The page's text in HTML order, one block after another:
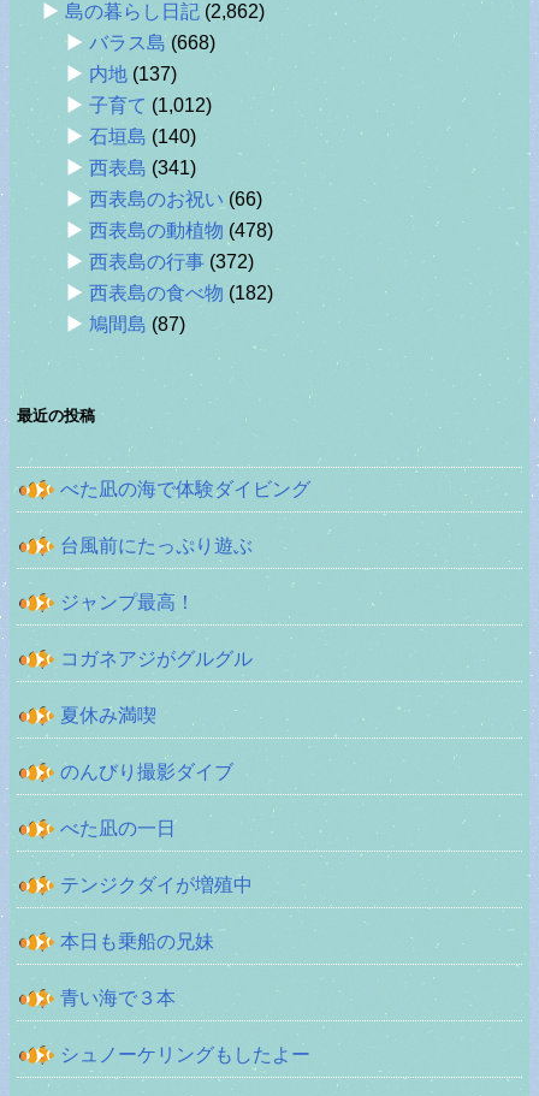
島の暮らし日記 (2,862)
バラス島 (668)
内地 (137)
子育て (1,012)
石垣島 (140)
西表島 (341)
西表島のお祝い (66)
西表島の動植物 (478)
西表島の行事 (372)
西表島の食べ物 (182)
鳩間島 (87)
最近の投稿
べた凪の海で体験ダイビング
台風前にたっぷり遊ぶ
ジャンプ最高！
コガネアジがグルグル
夏休み満喫
のんびり撮影ダイブ
べた凪の一日
テンジクダイが増殖中
本日も乗船の兄妹
青い海で３本
シュノーケリングもしたよー